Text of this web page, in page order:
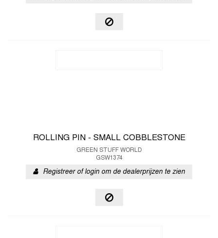
ROLLING PIN - SMALL COBBLESTONE
GREEN STUFF WORLD
GSW1374
Registreer of login om de dealerprijzen te zien